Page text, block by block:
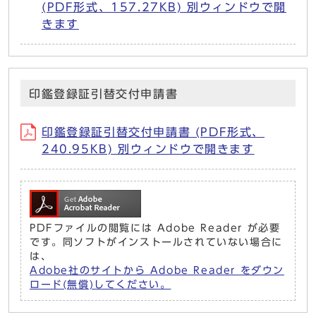
(PDF形式、157.27KB) 別ウィンドウで開
きます
印鑑登録証引替交付申請書
印鑑登録証引替交付申請書 (PDF形式、
240.95KB) 別ウィンドウで開きます
PDFファイルの閲覧には Adobe Reader が必要
です。同ソフトがインストールされていない場合に
は、
Adobe社のサイトから Adobe Reader をダウン
ロード(無償)してください。